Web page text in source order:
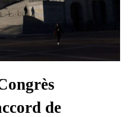
de